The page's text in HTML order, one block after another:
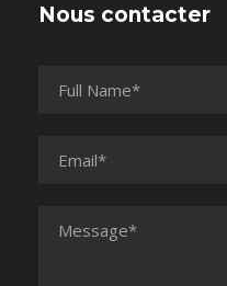
Nous contacter